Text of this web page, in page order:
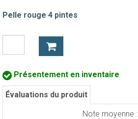
Pelle rouge 4 pintes
Présentement en inventaire
Évaluations du produit
Note moyenne :